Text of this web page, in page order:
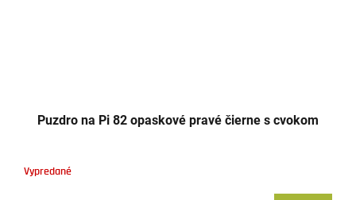
Puzdro na Pi 82 opaskové pravé čierne s cvokom
Vypredané